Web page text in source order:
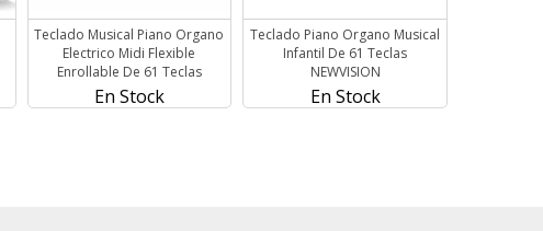
Teclado Musical Piano Organo
Electrico Midi Flexible
Enrollable De 61 Teclas
En Stock
Teclado Piano Organo Musical
Infantil De 61 Teclas
NEWVISION
En Stock